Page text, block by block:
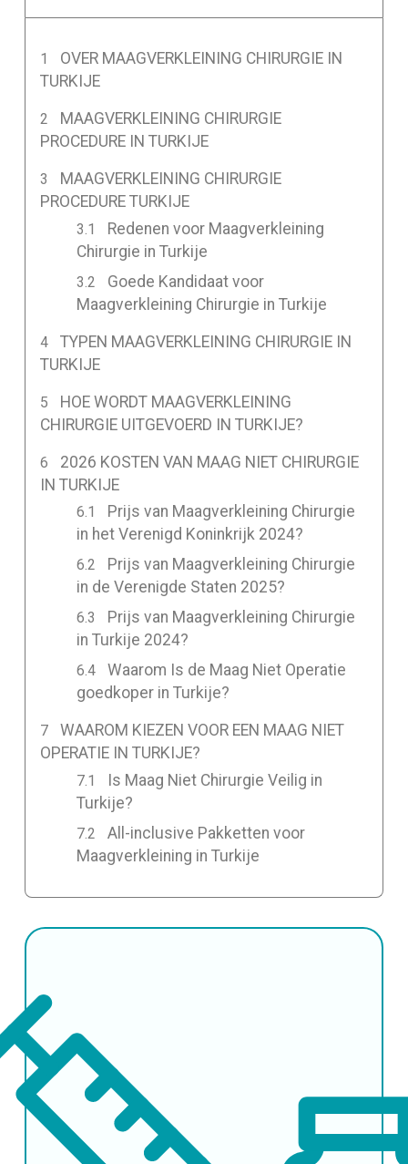
OVER MAAGVERKLEINING CHIRURGIE IN
TURKIJE
MAAGVERKLEINING CHIRURGIE
PROCEDURE IN TURKIJE
MAAGVERKLEINING CHIRURGIE
PROCEDURE TURKIJE
Redenen voor Maagverkleining
Chirurgie in Turkije
Goede Kandidaat voor
Maagverkleining Chirurgie in Turkije
TYPEN MAAGVERKLEINING CHIRURGIE IN
TURKIJE
HOE WORDT MAAGVERKLEINING
CHIRURGIE UITGEVOERD IN TURKIJE?
2026 KOSTEN VAN MAAG NIET CHIRURGIE
IN TURKIJE
Prijs van Maagverkleining Chirurgie
in het Verenigd Koninkrijk 2024?
Prijs van Maagverkleining Chirurgie
in de Verenigde Staten 2025?
Prijs van Maagverkleining Chirurgie
in Turkije 2024?
Waarom Is de Maag Niet Operatie
goedkoper in Turkije?
WAAROM KIEZEN VOOR EEN MAAG NIET
OPERATIE IN TURKIJE?
Is Maag Niet Chirurgie Veilig in
Turkije?
All-inclusive Pakketten voor
Maagverkleining in Turkije